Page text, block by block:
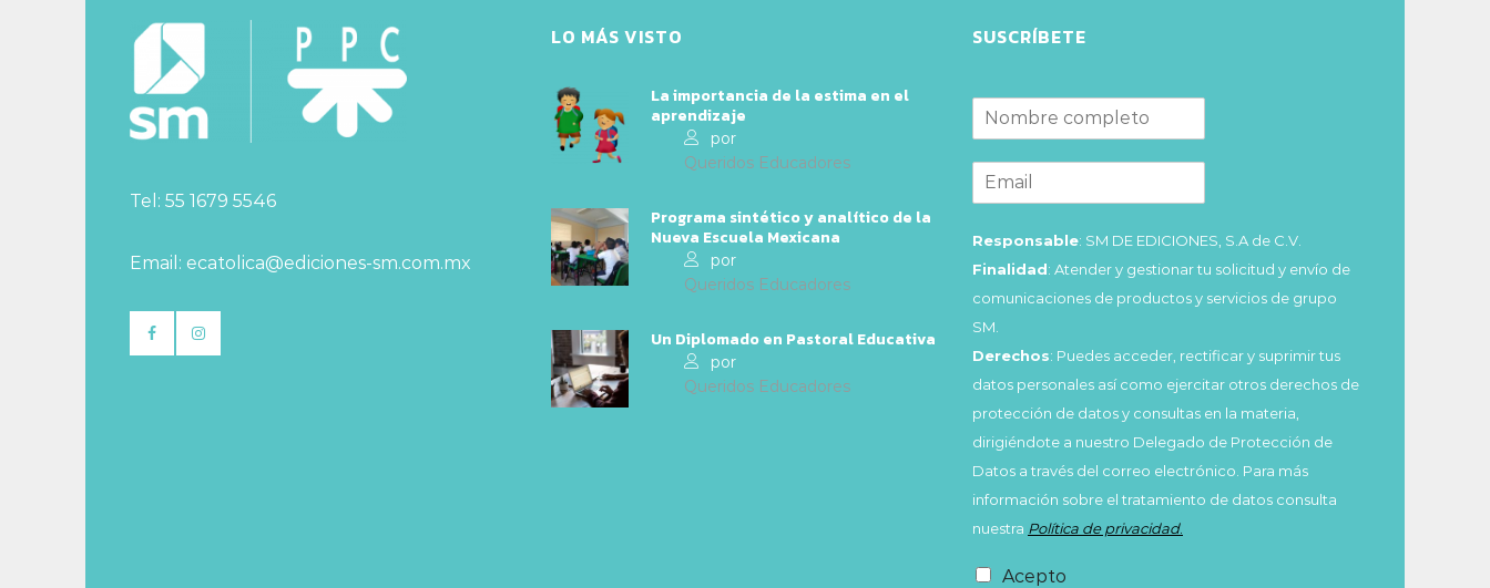
Tel: 55 1679 5546
Email: ecatolica@ediciones-sm.com.mx
LO MÁS VISTO
La importancia de la estima en el
aprendizaje
por
Queridos Educadores
Programa sintético y analítico de la
Nueva Escuela Mexicana
por
Queridos Educadores
Un Diplomado en Pastoral Educativa
por
Queridos Educadores
SUSCRÍBETE
Responsable: SM DE EDICIONES, S.A de C.V.
Finalidad: Atender y gestionar tu solicitud y envío de
comunicaciones de productos y servicios de grupo
SM.
Derechos: Puedes acceder, rectificar y suprimir tus
datos personales así como ejercitar otros derechos de
protección de datos y consultas en la materia,
dirigiéndote a nuestro Delegado de Protección de
Datos a través del correo electrónico. Para más
información sobre el tratamiento de datos consulta
nuestra Política de privacidad.
Acepto